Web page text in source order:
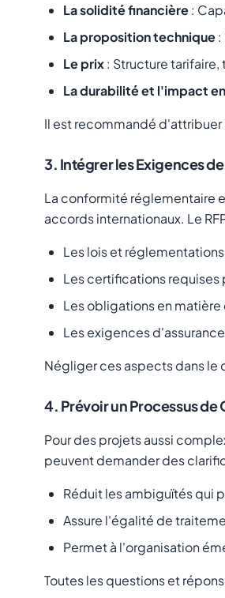
La solidité financière:
La proposition technique
Le prix: Structure
La durabilité et l'impact
Il est recommandé
3. Intégrer les Exigences
La conformité réglementaire
accords internationaux. Le
Les lois et
Les certifications
Les obligations en
Les exigences
Négliger ces aspects dans le
4. Prévoir un Processus
Pour des projets aussi
peuvent demander des
Réduit les ambiguïtés qui
Assure l'égalité de
Permet à l'organisation
Toutes les questions et